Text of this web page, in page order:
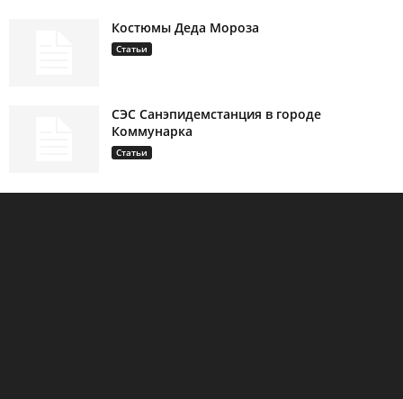
Костюмы Деда Мороза
Статьи
СЭС Санэпидемстанция в городе
Коммунарка
Статьи